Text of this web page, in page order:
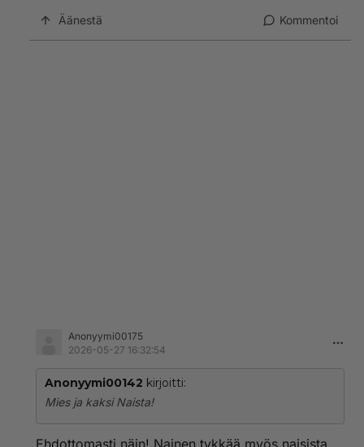
Äänestä Kommentoi
Anonyymi00175
2026-05-27 16:32:54
Anonyymi00142 kirjoitti:
Mies ja kaksi Naista!
Ehdottomasti näin! Nainen tykkää myös naisista